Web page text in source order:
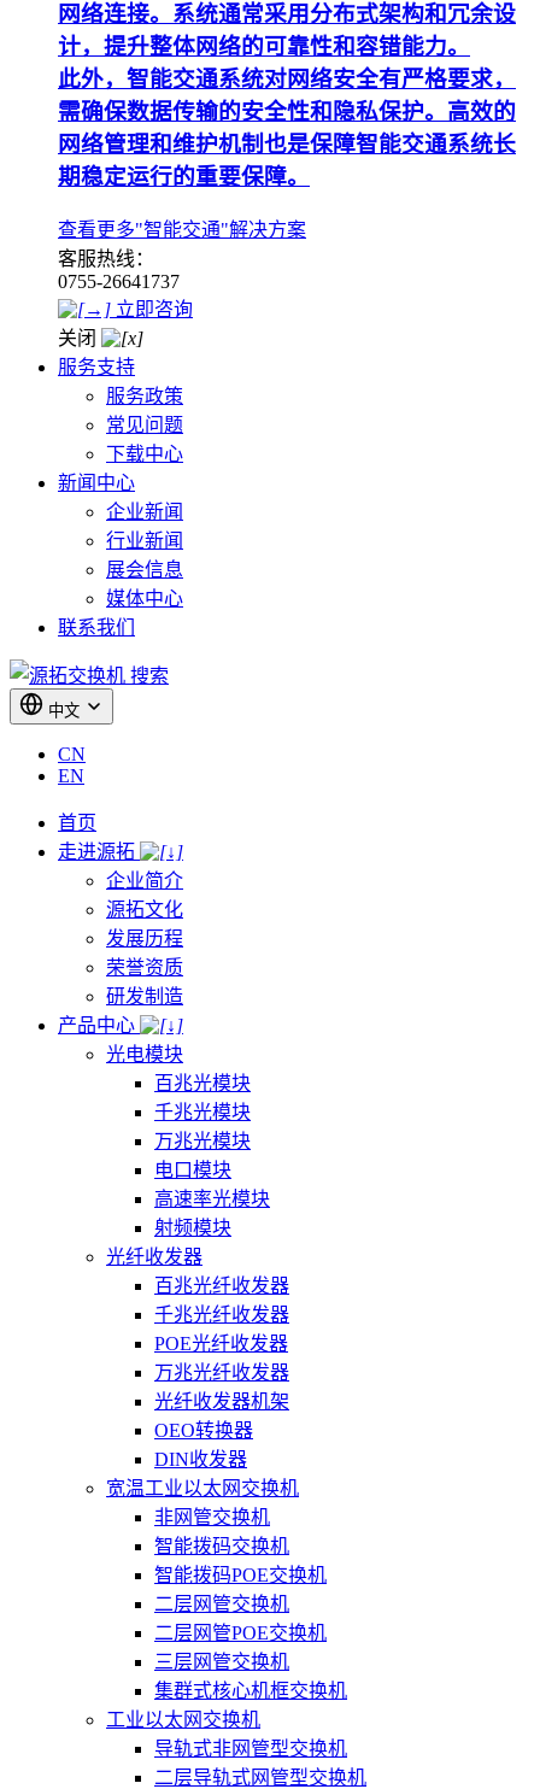
网络连接。系统通常采用分布式架构和冗余设
计，提升整体网络的可靠性和容错能力。
此外，智能交通系统对网络安全有严格要求，
需确保数据传输的安全性和隐私保护。高效的
网络管理和维护机制也是保障智能交通系统长
期稳定运行的重要保障。
查看更多"智能交通"解决方案
客服热线：
0755-26641737
立即咨询
关闭
服务支持
服务政策
常见问题
下载中心
新闻中心
企业新闻
行业新闻
展会信息
媒体中心
联系我们
搜索
中文
CN
EN
首页
走进源拓
企业简介
源拓文化
发展历程
荣誉资质
研发制造
产品中心
光电模块
百兆光模块
千兆光模块
万兆光模块
电口模块
高速率光模块
射频模块
光纤收发器
百兆光纤收发器
千兆光纤收发器
POE光纤收发器
万兆光纤收发器
光纤收发器机架
OEO转换器
DIN收发器
宽温工业以太网交换机
非网管交换机
智能拨码交换机
智能拨码POE交换机
二层网管交换机
二层网管POE交换机
三层网管交换机
集群式核心机框交换机
工业以太网交换机
导轨式非网管型交换机
二层导轨式网管型交换机